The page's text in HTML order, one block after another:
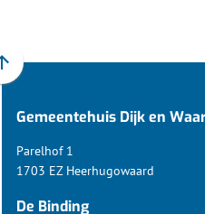
Scroll
boven
het
van
Gemeentehuis Dijk en
Parelhof 1
1703 EZ Heerhugowaard
De Binding